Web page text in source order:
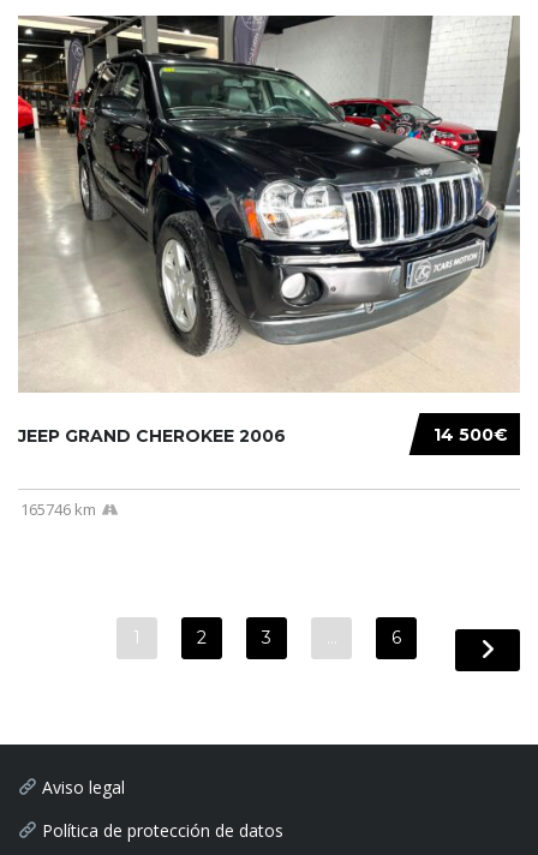
14 500€
JEEP GRAND CHEROKEE 2006
165746 km
1 2 3 … 6
Aviso legal
Política de protección de datos